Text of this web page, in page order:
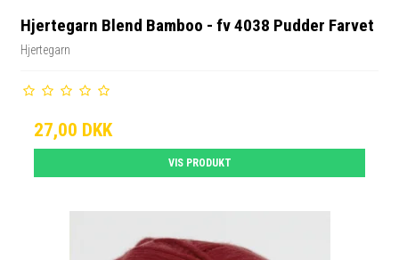
Hjertegarn Blend Bamboo - fv 4038 Pudder Farvet
Hjertegarn
27,00 DKK
VIS PRODUKT